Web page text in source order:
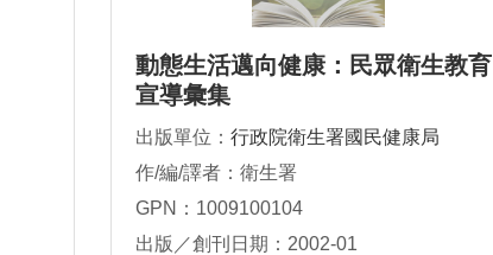
動態生活邁向健康：民眾衛生教育
宣導彙集
出版單位： 行政院衛生署國民健康局
作/編/譯者：衛生署
GPN：1009100104
出版／創刊日期：2002-01